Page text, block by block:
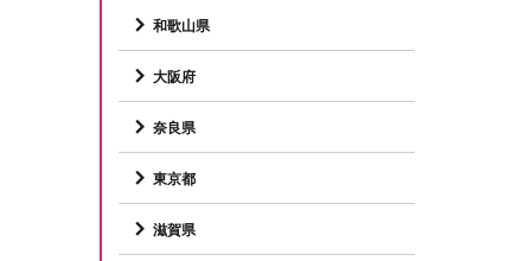
和歌山県
大阪府
奈良県
東京都
滋賀県